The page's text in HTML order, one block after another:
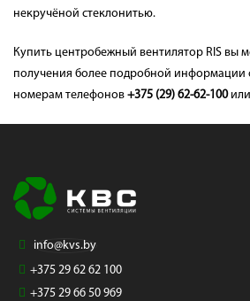
некручёной стеклонитью.
Купить центробежный вентилятор RIS вы
получения более подробной информации
номерам телефонов +375 (29) 62-62-100или
info@kvs.by
+375 29 62 62 100
+375 29 66 50 969